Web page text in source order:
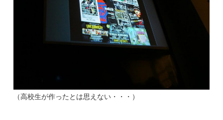
（高校生が作ったとは思えない・・・）